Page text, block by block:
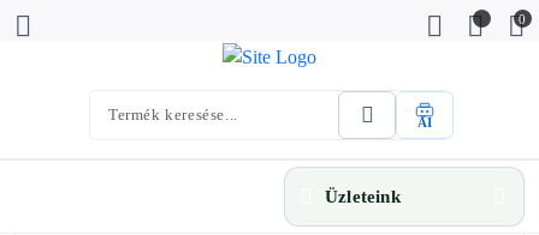
0
AI
Üzleteink